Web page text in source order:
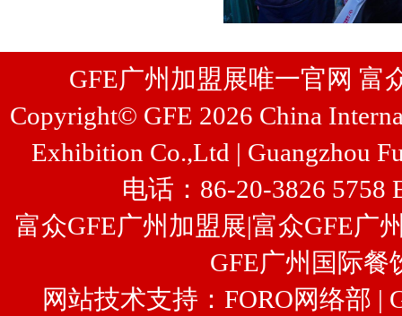
GFE广州加盟展唯一官网 富
Copyright© GFE 2026 China
Exhibition Co.,Ltd | Guangzhou
电话：86-20-3826 5758
富众GFE广州加盟展|富众GFE广
GFE广州国际餐
网站技术支持：FORO网络部 |